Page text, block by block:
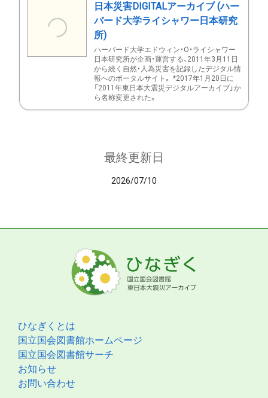
日本災害DIGITALアーカイブ (ハー
バード大学ライシャワー日本研究
所)
ハーバード大学エドウィン・O・ライシャワー
日本研究所が企画・運営する、2011年3月11日
から続く自然・人為災害を記録したデジタル情
報へのポータルサイト。 *2017年1月20日に
「2011年東日本大震災デジタルアーカイブ」か
ら名称変更された。
最終更新日
2026/07/10
ひなぎくとは
国立国会図書館ホームページ
国立国会図書館サーチ
お知らせ
お問い合わせ